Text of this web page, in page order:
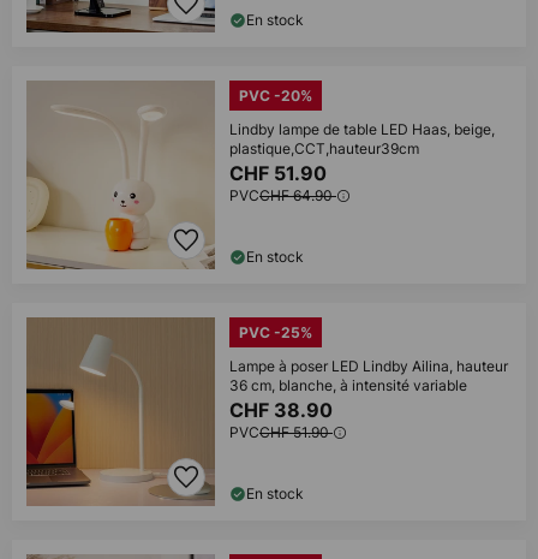
En stock
PVC -20%
Lindby lampe de table LED Haas, beige,
plastique,CCT,hauteur39cm
CHF 51.90
PVCCHF 64.90
En stock
PVC -25%
Lampe à poser LED Lindby Ailina, hauteur
36 cm, blanche, à intensité variable
CHF 38.90
PVCCHF 51.90
En stock